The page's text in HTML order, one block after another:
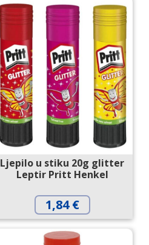
Ljepilo u stiku 20g glitter
Leptir Pritt Henkel
1,84€